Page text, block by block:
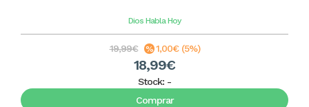
Dios Habla Hoy
19,99€ 1,00€ (5%)
18,99€
Stock: -
Comprar